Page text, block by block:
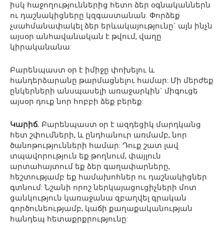
իսկ հաջողություններից հետո ձեր օգնականներն
ու դաշնակիցները կզգաստանան: Փորձեք
չսահմանափակել ձեր երևակայությունը` այն ինչն
այսօր անհավանական է թվում, վաղը
կիրականանա:
Բարենպաստ օր է իմիջը փոխելու և
հանդերձարանը թարմացնելու համար: Մի մերժեք
ընկերների անսպասելի առաջարկին` միգուցե
այսօր դուք նոր հոբբի ձեք բերեք:
Կարիճ. Բարենպաստ օր է ազդեցիկ մարդկանց
հետ շփումների, և ընդհանուր առմամբ, նոր
ծանոթությունների համար: Դուք շատ լավ
տպավորություն եք թողնում, փայլուն
արտահայտում եք ձեր գաղափարները,
հեշտությամբ եք համախոհներ ու դաշնակիցներ
գտնում: Նշանի որոշ ներկայացուցիչների մոտ
ցանկություն կառաջանա զբաղվել գրական
գործունեությամբ, կաճի քաղաքականության
հանդեպ հետաքրքրությունը: